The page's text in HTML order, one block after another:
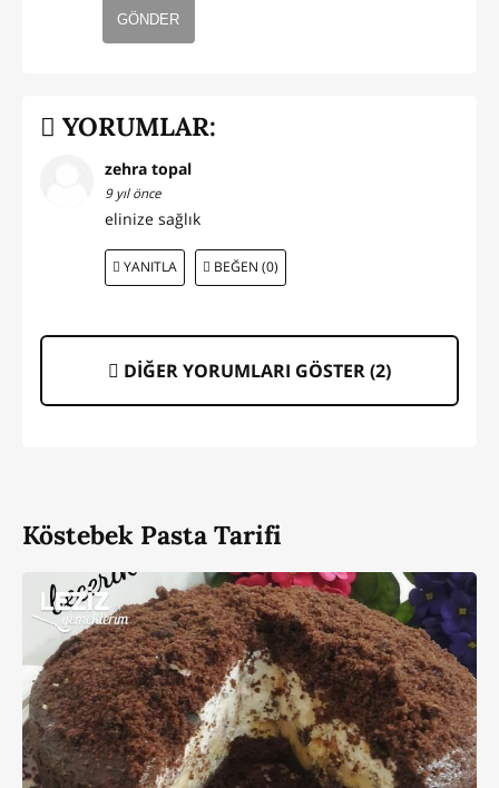
GÖNDER
YORUMLAR:
zehra topal
9 yıl önce
elinize sağlık
YANITLA BEĞEN (0)
DİĞER YORUMLARI GÖSTER (2)
Köstebek Pasta Tarifi